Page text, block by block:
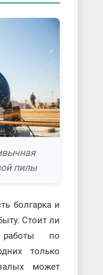
пилы
болгарка и
Стоит ли
работы по
только
может